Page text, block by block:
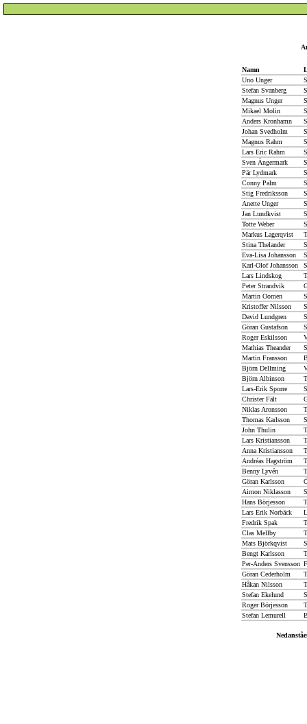
Namn
Uno Unger
Stefan Svanberg
Magnus Unger
Mikael Molin
Anders Kronhamn
Johan Svedholm
Magnus Rahm
Lars Eric Rahm
Sven Ängermark
Pär Lydmark
Conny Palm
Stig Fredriksson
Anette Unger
Jan Lundkvist
Totte Weber
Markus Lagerqvist
Stina Thelander
Eva-Lisa Johansson
Karl-Olof Johansson
Lars Lindskog
Peter Strandvik
Martin Oomen
Kristoffer Nilsson
David Lundgren
Göran Gustafson
Roger Eskilsson
Mathias Theander
Martin Fransson
Björn Dellming
Björn Albinson
Lars-Erik Sporre
Christer Fält
Niklas Aronsson
Thomas Karlsson
John Thulin
Lars Kristiansson
Anna Kristiansson
Andréas Hagström
Benny Lyvén
Göran Karlsson
Aimon Niklasson
Hans Börjesson
Lars Erik Norbäck
Fredrik Spak
Clas Mellby
Mats Björkqvist
Bengt Karlsson
Per-Anders Svensson
Göran Cederholm
Håkan Nilsson
Stefan Ekelund
Roger Börjesson
Stefan Lemurell